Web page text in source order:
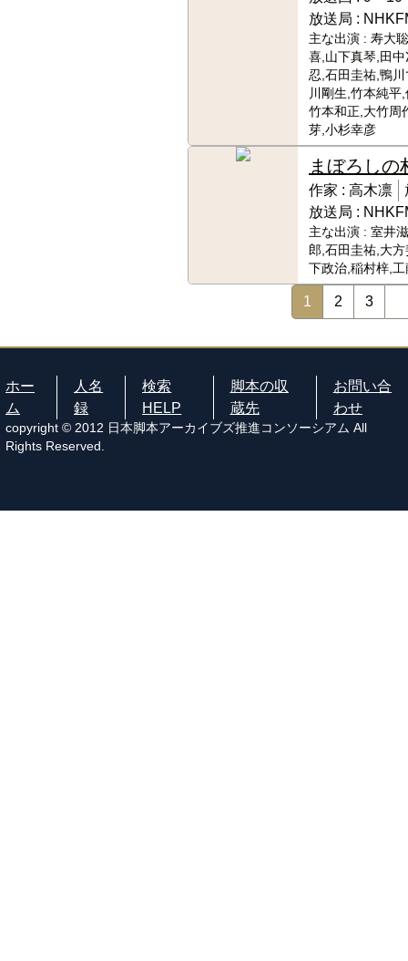
放送局 :
主な出演 : 寿大
喜,山下真琴,田
忍,石田圭祐,鴨
川剛生,竹本純平
竹本和正,大竹周
芽,小杉幸彦
まぼろしの
作家 : 高木凛
放送局 :
主な出演 : 室井
郎,石田圭祐,大
下政治,稲村梓,
1 2 3
ホー
ム
人名
録
検索
HELP
脚本の収
蔵先
お問い合
わせ
copyright © 2012 日本脚本アーカイブズ推進コンソーシアム All
Rights Reserved.